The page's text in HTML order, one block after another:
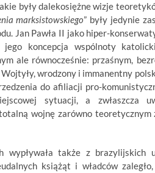
były dalekosiężne wizje
marksistowskiego” były jedynie
Jan Pawła II jako hiper-
koncepcja wspólnoty
ale równocześnie: przaśnym,
wrodzony i immanentny
do afiliacji pro-
sytuacji, a zwłaszcza
wojnę zarówno
wypływała także z brazylijskich
książąt i władców